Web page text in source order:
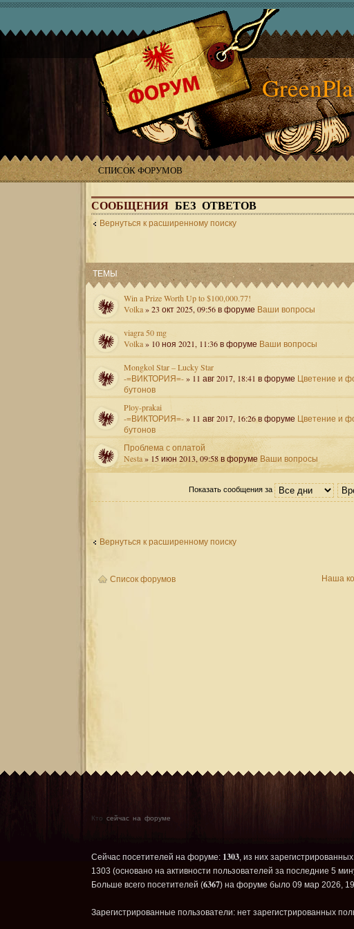
СПИСОК ФОРУМОВ
СООБЩЕНИЯ БЕЗ ОТВЕТОВ
Вернуться к расширенному поиску
ТЕМЫ
Win a Prize Worth Up to $100,000.77!
Volka» 23 окт 2025, 09:56 в форуме Ваши вопросы
viagra 50 mg
Volka» 10 ноя 2021, 11:36 в форуме Ваши вопросы
Mongkol Star – Lucky Star
-=ВИКТОРИЯ=-» 11 авг 2017, 18:41 в форуме Цветение и
бутонов
Ploy-prakai
-=ВИКТОРИЯ=-» 11 авг 2017, 16:26 в форуме Цветение и
бутонов
Проблема с оплатой
Nesta» 15 июн 2013, 09:58 в форуме Ваши вопросы
Показать сообщения за
Вернуться к расширенному поиску
Список форумов Наша
Кто сейчас на форуме
Сейчас посетителей на форуме: 1303, из них
1303 (основано на активности пользователей за последние 5
Больше всего посетителей (6367) на форуме было 09 мар 2026,
Зарегистрированные пользователи: нет зарегистрированных